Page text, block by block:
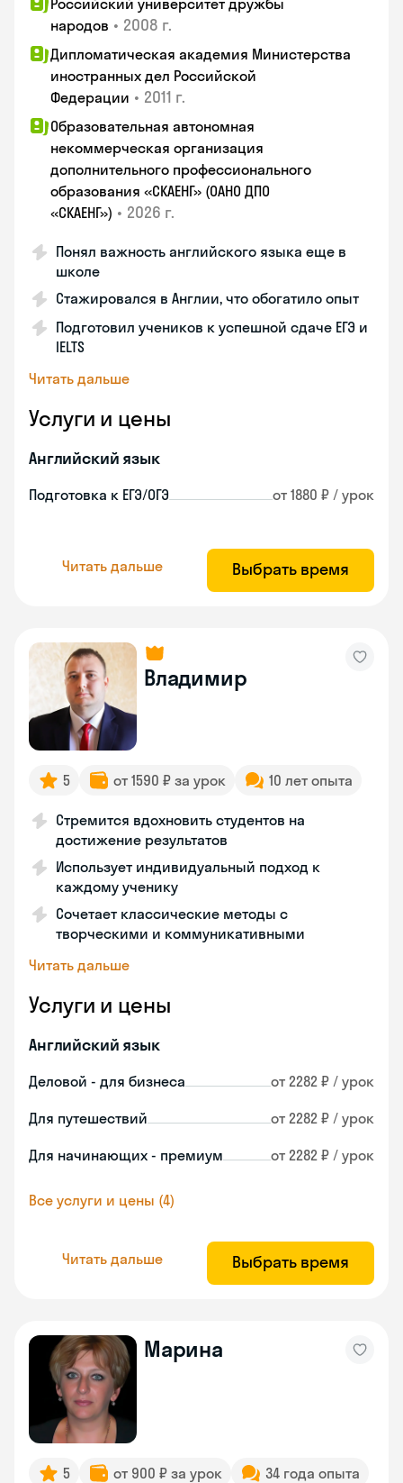
Российский университет дружбы
народов • 2008 г.
Дипломатическая академия Министерства
иностранных дел Российской
Федерации • 2011 г.
Образовательная автономная
некоммерческая организация
дополнительного профессионального
образования «СКАЕНГ» (ОАНО ДПО
«СКАЕНГ») • 2026 г.
Понял важность английского языка еще в
школе
Стажировался в Англии, что обогатило опыт
Подготовил учеников к успешной сдаче ЕГЭ и
IELTS
Читать дальше
Услуги и цены
Английский язык
Подготовка к ЕГЭ/ОГЭ от 1880 ₽ / урок
Читать дальше Выбрать время
Владимир
5 от 1590 ₽ за урок 10 лет опыта
Стремится вдохновить студентов на
достижение результатов
Использует индивидуальный подход к
каждому ученику
Сочетает классические методы с
творческими и коммуникативными
Читать дальше
Услуги и цены
Английский язык
Деловой - для бизнеса от 2282 ₽ / урок
Для путешествий от 2282 ₽ / урок
Для начинающих - премиум от 2282 ₽ / урок
Все услуги и цены (4)
Читать дальше Выбрать время
Марина
5 от 900 ₽ за урок
34 года опыта